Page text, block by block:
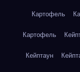
Картофель
Картофель
Кейптаун